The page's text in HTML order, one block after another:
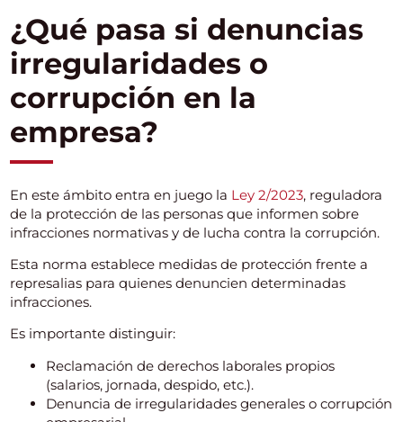
¿Qué pasa si denuncias
irregularidades o
corrupción en la
empresa?
En este ámbito entra en juego la Ley 2/2023, reguladora
de la protección de las personas que informen sobre
infracciones normativas y de lucha contra la corrupción.
Esta norma establece medidas de protección frente a
represalias para quienes denuncien determinadas
infracciones.
Es importante distinguir:
Reclamación de derechos laborales propios
(salarios, jornada, despido, etc.).
Denuncia de irregularidades generales o corrupción